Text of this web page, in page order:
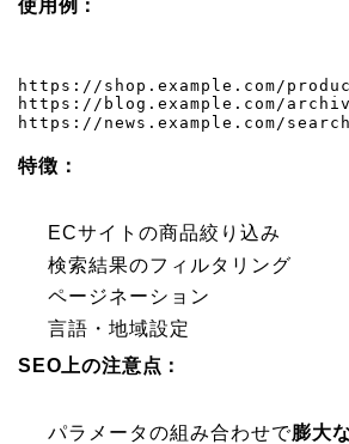
使用例：
https://shop.example.com/
https://blog.example.com/
https://news.example.com/
特徴：
ECサイトの商品絞り込み
検索結果のフィルタリング
ページネーション
言語・地域設定
SEO上の注意点：
パラメータの組み合わせで膨大